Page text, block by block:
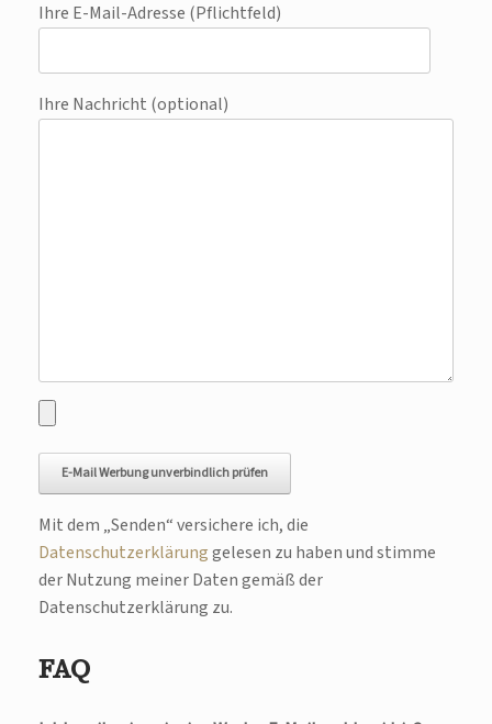
Ihre E-Mail-Adresse (Pflichtfeld)
Ihre Nachricht (optional)
Bitte lasse dieses Feld leer.
Mit dem „Senden“ versichere ich, die
Datenschutzerklärunggelesen zu haben und stimme
der Nutzung meiner Daten gemäß der
Datenschutzerklärung zu.
FAQ